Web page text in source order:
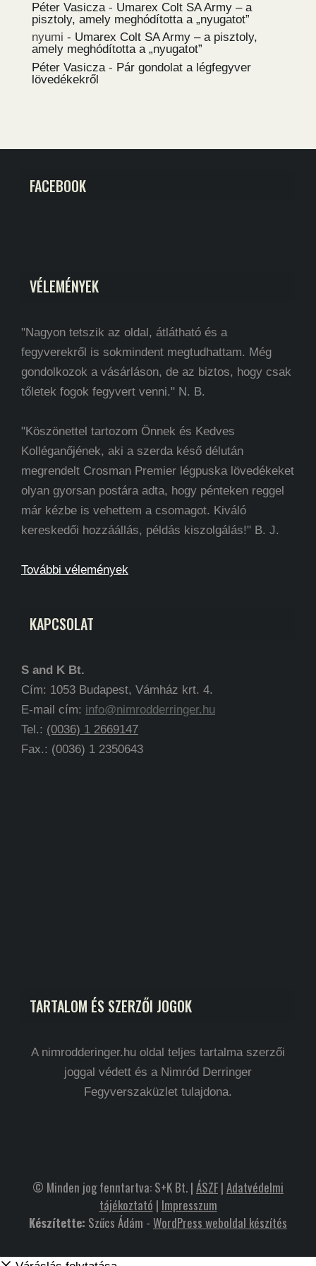
Péter Vasicza - Umarex Colt SA Army – a
pisztoly, amely meghódította a „nyugatot”
nyumi - Umarex Colt SA Army – a pisztoly,
amely meghódította a „nyugatot”
Péter Vasicza - Pár gondolat a légfegyver
lövedékekről
FACEBOOK
VÉLEMÉNYEK
"Nagyon tetszik az oldal, átlátható és a
fegyverekről is sokmindent megtudhattam. Még
gondolkozok a vásárláson, de az biztos, hogy csak
tőletek fogok fegyvert venni." N. B.
"Köszönettel tartozom Önnek és Kedves
Kolléganőjének, aki a szerda késő délután
megrendelt Crosman Premier légpuska lövedékeket
olyan gyorsan postára adta, hogy pénteken reggel
már kézbe is vehettem a csomagot. Kiváló
kereskedői hozzáállás, példás kiszolgálás!" B. J.
További vélemények
KAPCSOLAT
S and K Bt.
Cím: 1053 Budapest, Vámház krt. 4.
E-mail cím: info@nimrodderringer.hu
Tel.: (0036) 1 2669147
Fax.: (0036) 1 2350643
TARTALOM ÉS SZERZŐI JOGOK
A nimrodderinger.hu oldal teljes tartalma szerzői
joggal védett és a Nimród Derringer
Fegyverszaküzlet tulajdona.
© Minden jog fenntartva: S+K Bt. | ÁSZF| Adatvédelmi
tájékoztató | Impresszum
Készítette: Szűcs Ádám - WordPress weboldal készítés